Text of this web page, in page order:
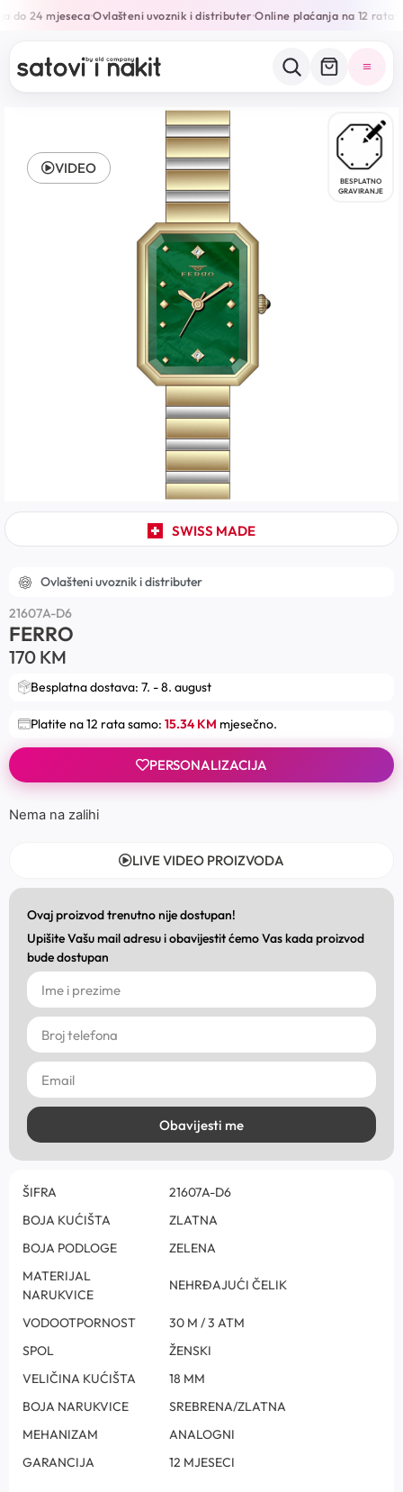
do 24 mjeseca•Ovlašteni uvoznik i distributer•Online plaćanja na 12 rata•
BESPLATNO
GRAVIRANJE
SWISS MADE
VIDEO
Ovlašteni uvoznik i distributer
21607A-D6
FERRO
170 KM
Besplatna dostava: 7. - 8. august
Platite na 12 rata samo: 15.34 KM mjesečno.
PERSONALIZACIJA
Nema na zalihi
LIVE VIDEO PROIZVODA
Ovaj proizvod trenutno nije dostupan!
Upišite Vašu mail adresu i obavijestit ćemo Vas kada proizvod
bude dostupan
Obavijesti me
ŠIFRA
21607A-D6
BOJA KUĆIŠTA
ZLATNA
BOJA PODLOGE
ZELENA
MATERIJAL
NARUKVICE
NEHRĐAJUĆI ČELIK
VODOOTPORNOST
30 M / 3 ATM
SPOL
ŽENSKI
VELIČINA KUĆIŠTA
18 MM
BOJA NARUKVICE
SREBRENA/ZLATNA
MEHANIZAM
ANALOGNI
GARANCIJA
12 MJESECI